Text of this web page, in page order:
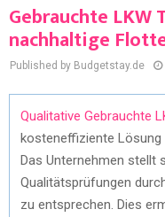
Gebrauchte LKW
nachhaltige
Published by Budgetstay.de
Qualitative Gebrauchte
kosteneffiziente Lösung
Das Unternehmen stellt
Qualitätsprüfungen
zu entsprechen. Dies